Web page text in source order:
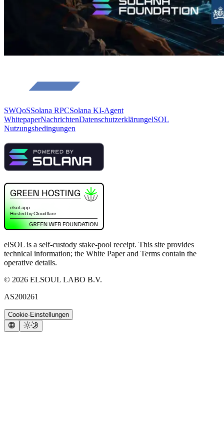
SWQoSSolana RPCSolana KI-Agent
WhitepaperNachrichtenDatenschutzerklärungelSOL
Nutzungsbedingungen
elSOL is a self-custody stake-pool receipt. This site provides
technical information; the White Paper and Terms contain the
operative details.
© 2026 ELSOUL LABO B.V.
AS200261
Cookie-Einstellungen